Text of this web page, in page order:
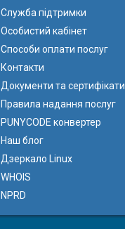
Служба підтримки
Особистий кабінет
Способи оплати послуг
Контакти
Документи та сертифікати
Правила надання послуг
PUNYCODE конвертер
Наш блог
Дзеркало Linux
WHOIS
NPRD